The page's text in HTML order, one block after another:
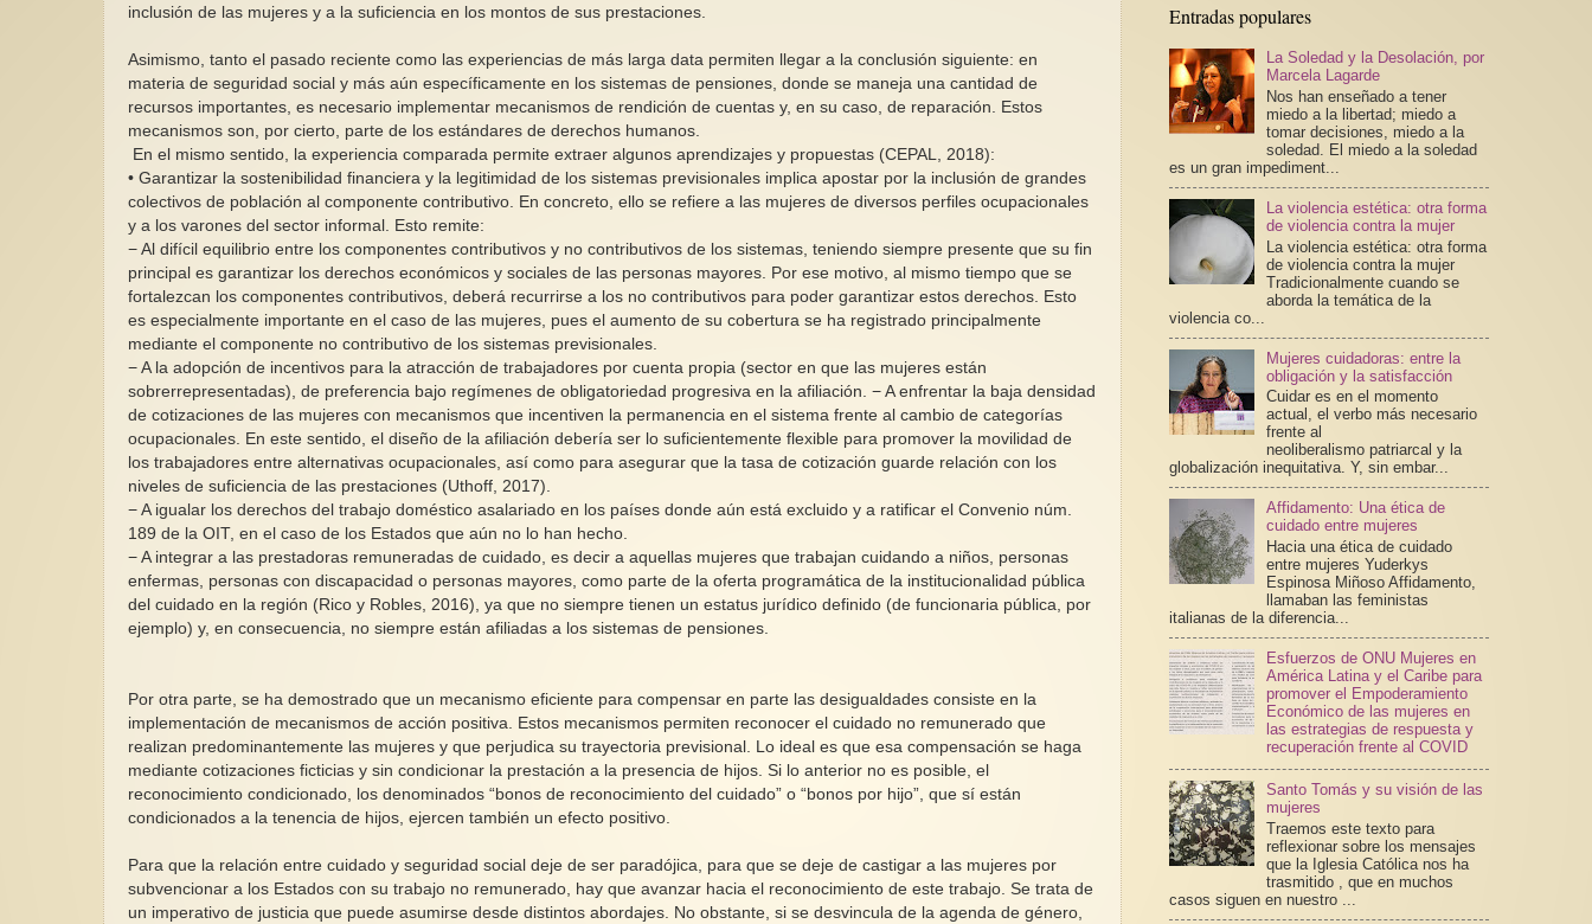
inclusión de las mujeres y a la suficiencia en los montos de sus prestaciones.
Asimismo, tanto el pasado reciente como las experiencias de más larga data permiten llegar a la conclusión siguiente: en
materia de seguridad social y más aún específicamente en los sistemas de pensiones, donde se maneja una cantidad de
recursos importantes, es necesario implementar mecanismos de rendición de cuentas y, en su caso, de reparación. Estos
mecanismos son, por cierto, parte de los estándares de derechos humanos.
En el mismo sentido, la experiencia comparada permite extraer algunos aprendizajes y propuestas (CEPAL, 2018):
• Garantizar la sostenibilidad financiera y la legitimidad de los sistemas previsionales implica apostar por la inclusión de grandes
colectivos de población al componente contributivo. En concreto, ello se refiere a las mujeres de diversos perfiles ocupacionales
y a los varones del sector informal. Esto remite:
− Al difícil equilibrio entre los componentes contributivos y no contributivos de los sistemas, teniendo siempre presente que su fin
principal es garantizar los derechos económicos y sociales de las personas mayores. Por ese motivo, al mismo tiempo que se
fortalezcan los componentes contributivos, deberá recurrirse a los no contributivos para poder garantizar estos derechos. Esto
es especialmente importante en el caso de las mujeres, pues el aumento de su cobertura se ha registrado principalmente
mediante el componente no contributivo de los sistemas previsionales.
− A la adopción de incentivos para la atracción de trabajadores por cuenta propia (sector en que las mujeres están
sobrerrepresentadas), de preferencia bajo regímenes de obligatoriedad progresiva en la afiliación. − A enfrentar la baja densidad
de cotizaciones de las mujeres con mecanismos que incentiven la permanencia en el sistema frente al cambio de categorías
ocupacionales. En este sentido, el diseño de la afiliación debería ser lo suficientemente flexible para promover la movilidad de
los trabajadores entre alternativas ocupacionales, así como para asegurar que la tasa de cotización guarde relación con los
niveles de suficiencia de las prestaciones (Uthoff, 2017).
− A igualar los derechos del trabajo doméstico asalariado en los países donde aún está excluido y a ratificar el Convenio núm.
189 de la OIT, en el caso de los Estados que aún no lo han hecho.
− A integrar a las prestadoras remuneradas de cuidado, es decir a aquellas mujeres que trabajan cuidando a niños, personas
enfermas, personas con discapacidad o personas mayores, como parte de la oferta programática de la institucionalidad pública
del cuidado en la región (Rico y Robles, 2016), ya que no siempre tienen un estatus jurídico definido (de funcionaria pública, por
ejemplo) y, en consecuencia, no siempre están afiliadas a los sistemas de pensiones.
Por otra parte, se ha demostrado que un mecanismo eficiente para compensar en parte las desigualdades consiste en la
implementación de mecanismos de acción positiva. Estos mecanismos permiten reconocer el cuidado no remunerado que
realizan predominantemente las mujeres y que perjudica su trayectoria previsional. Lo ideal es que esa compensación se haga
mediante cotizaciones ficticias y sin condicionar la prestación a la presencia de hijos. Si lo anterior no es posible, el
reconocimiento condicionado, los denominados “bonos de reconocimiento del cuidado” o “bonos por hijo”, que sí están
condicionados a la tenencia de hijos, ejercen también un efecto positivo.
Para que la relación entre cuidado y seguridad social deje de ser paradójica, para que se deje de castigar a las mujeres por
subvencionar a los Estados con su trabajo no remunerado, hay que avanzar hacia el reconocimiento de este trabajo. Se trata de
un imperativo de justicia que puede asumirse desde distintos abordajes. No obstante, si se desvincula de la agenda de género,
Entradas populares
La Soledad y la Desolación, por
Marcela Lagarde
Nos han enseñado a tener
miedo a la libertad; miedo a
tomar decisiones, miedo a la
soledad. El miedo a la soledad
es un gran impediment...
La violencia estética: otra forma
de violencia contra la mujer
La violencia estética: otra forma
de violencia contra la mujer
Tradicionalmente cuando se
aborda la temática de la
violencia co...
Mujeres cuidadoras: entre la
obligación y la satisfacción
Cuidar es en el momento
actual, el verbo más necesario
frente al
neoliberalismo patriarcal y la
globalización inequitativa. Y, sin embar...
Affidamento: Una ética de
cuidado entre mujeres
Hacia una ética de cuidado
entre mujeres Yuderkys
Espinosa Miñoso Affidamento,
llamaban las feministas
italianas de la diferencia...
Esfuerzos de ONU Mujeres en
América Latina y el Caribe para
promover el Empoderamiento
Económico de las mujeres en
las estrategias de respuesta y
recuperación frente al COVID
Santo Tomás y su visión de las
mujeres
Traemos este texto para
reflexionar sobre los mensajes
que la Iglesia Católica nos ha
trasmitido , que en muchos
casos siguen en nuestro ...